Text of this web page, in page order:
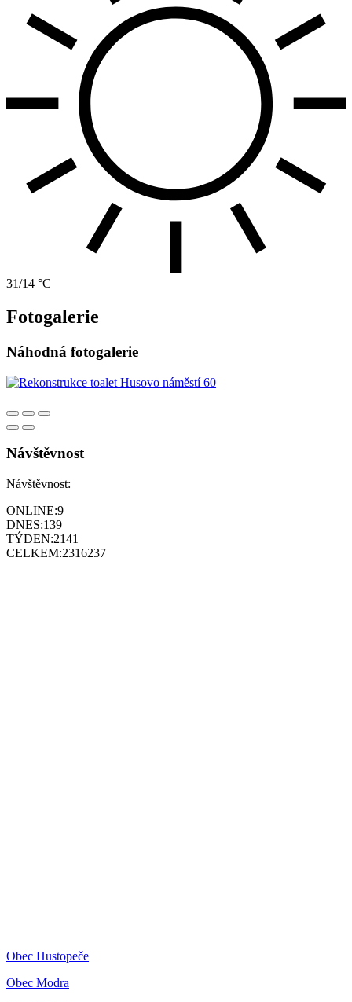
31/14 °C
Fotogalerie
Náhodná fotogalerie
Návštěvnost
Návštěvnost:
ONLINE:9
DNES:139
TÝDEN:2141
CELKEM:2316237
Obec Hustopeče
Obec Modra